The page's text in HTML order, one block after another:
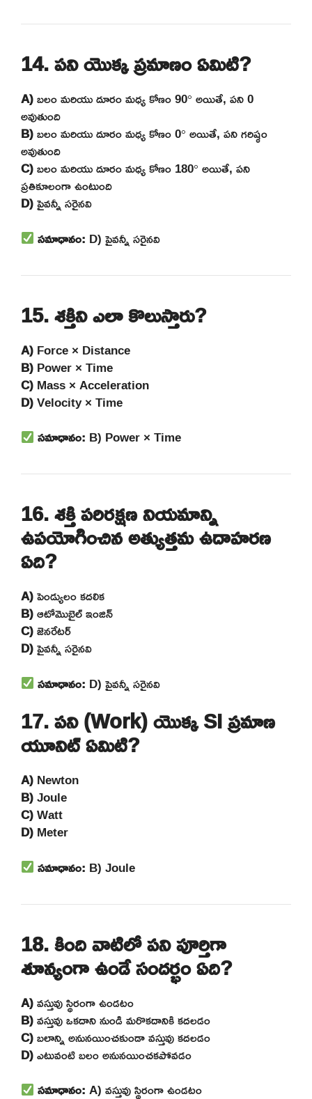
14. పని యొక్క ప్రమాణం ఏమిటి?
A)బలం మరియు దూరం మధ్య కోణం 90° అయితే, పని 0
అవుతుంది
B)బలం మరియు దూరం మధ్య కోణం 0° అయితే, పని గరిష్ఠం
అవుతుంది
C)బలం మరియు దూరం మధ్య కోణం 180° అయితే, పని
ప్రతికూలంగా ఉంటుంది
D)పైవన్నీ సరైనవి
సమాధానం: D) పైవన్నీ సరైనవి
15. శక్తిని ఎలా కొలుస్తారు?
A)Force × Distance
B)Power × Time
C)Mass × Acceleration
D)Velocity × Time
సమాధానం: B) Power × Time
16. శక్తి పరిరక్షణ నియమాన్ని
ఉపయోగించిన అత్యుత్తమ ఉదాహరణ
ఏది?
A)పెండ్యులం కదలిక
B)ఆటోమొబైల్ ఇంజిన్
C)జెనరేటర్
D)పైవన్నీ సరైనవి
సమాధానం: D) పైవన్నీ సరైనవి
17. పని (Work) యొక్క SI ప్రమాణ
యూనిట్ ఏమిటి?
A)Newton
B)Joule
C)Watt
D)Meter
సమాధానం: B) Joule
18. కింది వాటిలో పని పూర్తిగా
శూన్యంగా ఉండే సందర్భం ఏది?
A)వస్తువు స్థిరంగా ఉండటం
B)వస్తువు ఒకదాని నుండి మరొకదానికి కదలడం
C)బలాన్ని అనునయించకుండా వస్తువు కదలడం
D)ఎటువంటి బలం అనునయించకపోవడం
సమాధానం:A) వస్తువు స్థిరంగా ఉండటం